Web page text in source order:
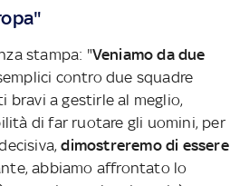
stampa: "Veniamo da due
contro due squadre
bravi a gestirle al meglio,
di far ruotare gli uomini, per
dimostreremo di essere
abbiamo affrontato lo